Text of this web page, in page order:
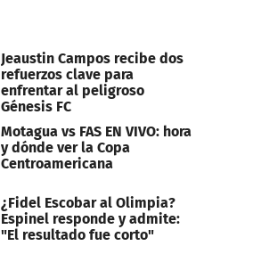
Jeaustin Campos recibe dos
refuerzos clave para
enfrentar al peligroso
Génesis FC
Motagua vs FAS EN VIVO: hora
y dónde ver la Copa
Centroamericana
¿Fidel Escobar al Olimpia?
Espinel responde y admite:
"El resultado fue corto"